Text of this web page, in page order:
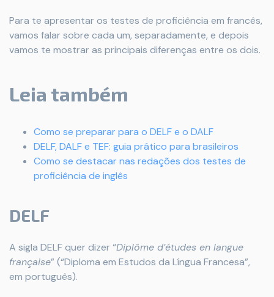
Para te apresentar os testes de proficiência em francês,
vamos falar sobre cada um, separadamente, e depois
vamos te mostrar as principais diferenças entre os dois.
Leia também
Como se preparar para o DELF e o DALF
DELF, DALF e TEF: guia prático para brasileiros
Como se destacar nas redações dos testes de
proficiência de inglês
DELF
A sigla DELF quer dizer “Diplôme d’études en langue
française” (“Diploma em Estudos da Língua Francesa”,
em português).